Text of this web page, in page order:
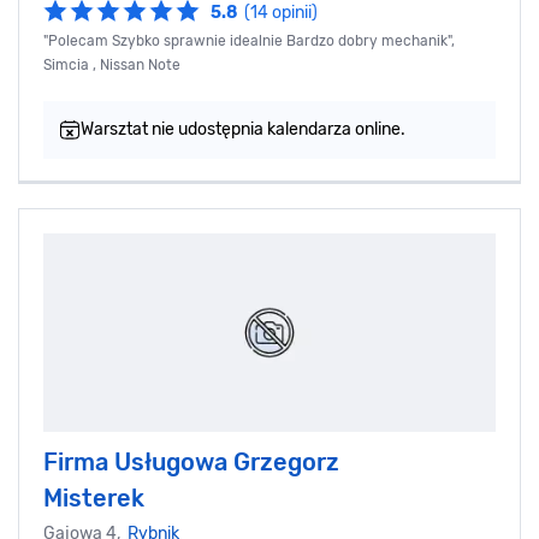
5.8 (14 opinii)
"Polecam Szybko sprawnie idealnie Bardzo dobry mechanik",
Simcia , Nissan Note
Warsztat nie udostępnia kalendarza online.
Firma Usługowa Grzegorz
Misterek
Gajowa 4, Rybnik